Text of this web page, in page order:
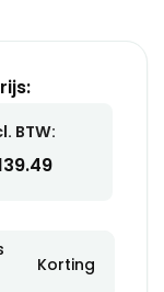
BTW:
Korting